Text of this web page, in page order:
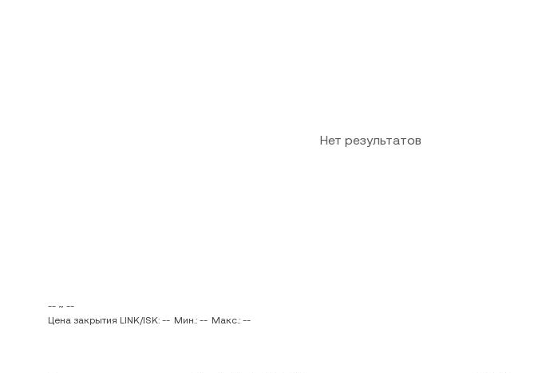
Нет результатов
-- ~ --
Цена закрытия LINK/ISK: -- Мин.: -- Макс.: --